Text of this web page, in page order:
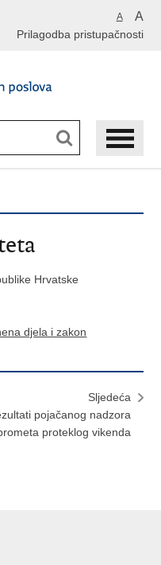
A A
Prilagodba pristupačnosti
Hrvatske
djela i zakon
Sljedeća
pojačanog nadzora
proteklog vikenda